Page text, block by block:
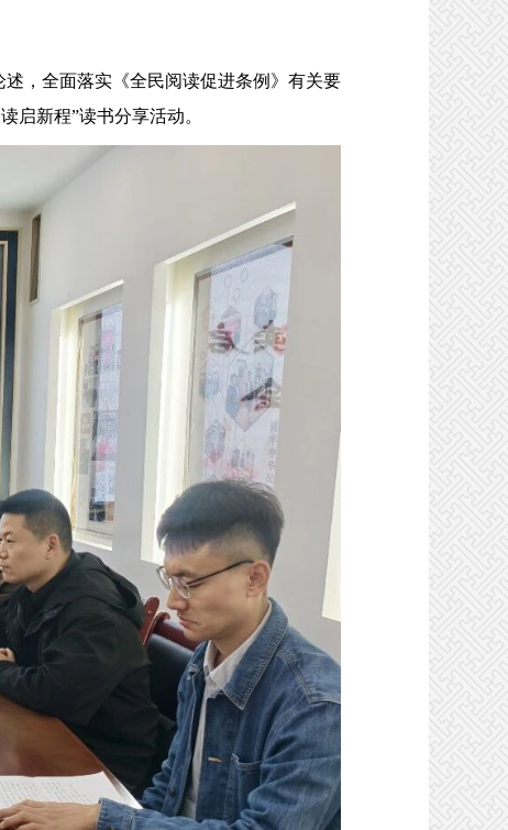
，全面落实《全民阅读促进条例》有关要
启新程”读书分享活动。